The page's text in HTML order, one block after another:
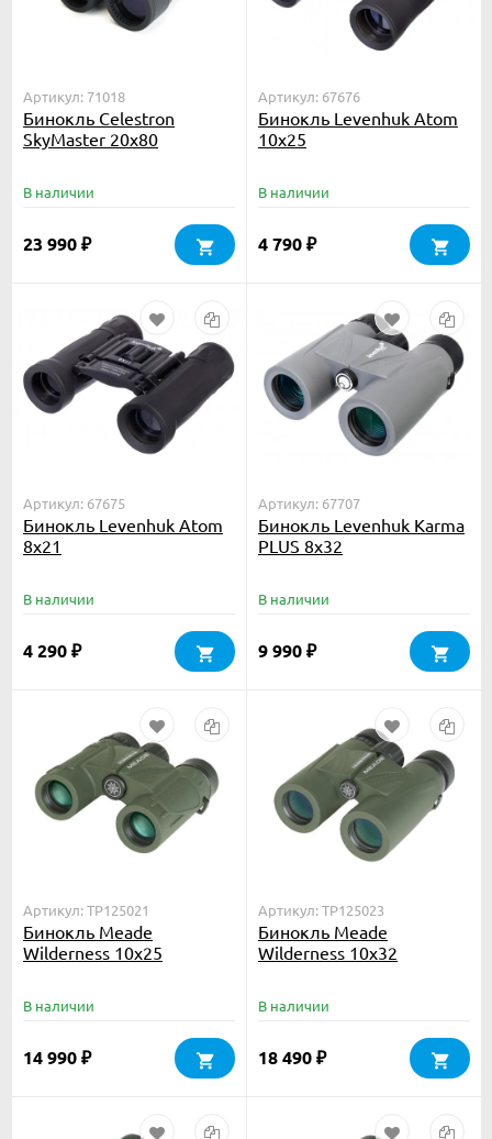
Артикул: 71018
Бинокль Celestron
SkyMaster 20x80
В наличии
23 990 ₽
Артикул: 67676
Бинокль Levenhuk Atom
10x25
В наличии
4 790 ₽
Артикул: 67675
Бинокль Levenhuk Atom
8x21
В наличии
4 290 ₽
Артикул: 67707
Бинокль Levenhuk Karma
PLUS 8x32
В наличии
9 990 ₽
Артикул: TP125021
Бинокль Meade
Wilderness 10x25
В наличии
14 990 ₽
Артикул: TP125023
Бинокль Meade
Wilderness 10x32
В наличии
18 490 ₽